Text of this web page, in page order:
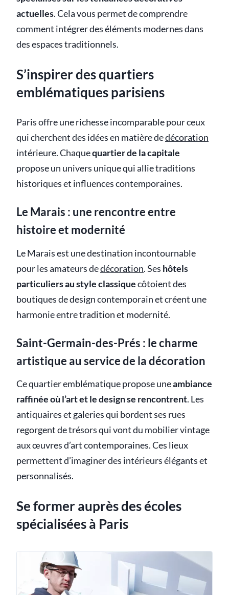
actuelles. Cela vous permet de comprendre
comment intégrer des éléments modernes dans
des espaces traditionnels.
S’inspirer des quartiers
emblématiques parisiens
Paris offre une richesse incomparable pour ceux
qui cherchent des idées en matière dedécoration
intérieure. Chaquequartier de la capitale
propose un univers unique qui allie traditions
historiques et influences contemporaines.
Le Marais : une rencontre entre
histoire et modernité
Le Marais est une destination incontournable
pour les amateurs dedécoration. Ses hôtels
particuliers au style classiquecôtoient des
boutiques de design contemporain et créent une
harmonie entre tradition et modernité.
Saint-Germain-des-Prés : le charme
artistique au service de la décoration
Ce quartier emblématique propose uneambiance
raffinée où l’art et le design se rencontrent. Les
antiquaires et galeries qui bordent ses rues
regorgent de trésors qui vont du mobilier vintage
aux œuvres d’art contemporaines. Ces lieux
permettent d’imaginer des intérieurs élégants et
personnalisés.
Se former auprès des écoles
spécialisées à Paris